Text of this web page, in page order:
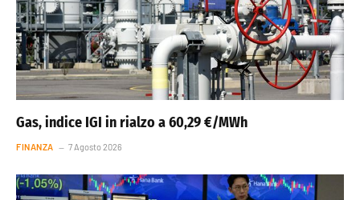
Gas, indice IGI in rialzo a 60,29 €/MWh
FINANZA 7 Agosto 2026